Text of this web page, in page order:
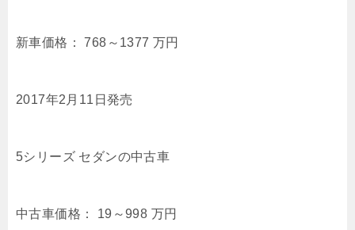
新車価格： 768～1377 万円
2017年2月11日発売
5シリーズ セダンの中古車
中古車価格： 19～998 万円